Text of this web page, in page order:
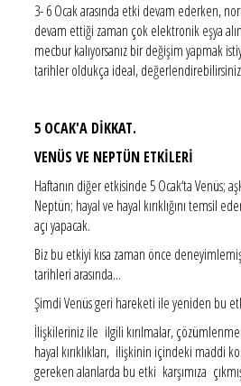
3- 6 Ocak arasında etki devam ederken,
devam ettiği zaman çok elektronik eşya
mecbur kalıyorsanız bir değişim yapmak
tarihler oldukça ideal, değerlendirebilirsiniz
5 OCAK'A DİKKAT.
VENÜS VE NEPTÜN ETKİLERİ
Haftanın diğer etkisinde 5 Ocak‘ta Venüs;
Neptün; hayal ve hayal kırıklığını temsil
açı yapacak.
Biz bu etkiyi kısa zaman önce
tarihleri arasında...
Şimdi Venüs geri hareketi ile yeniden bu
İlişkileriniz ile ilgili kırılmalar,
hayal kırıklıkları, ilişkinin içindeki maddi
gereken alanlarda bu etki karşımıza